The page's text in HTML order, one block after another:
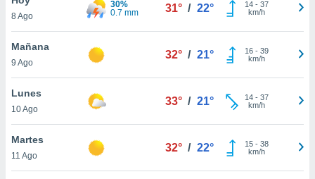
y
en
más
de
8 Ago
30%
0.7 mm
31° / 22° 14- 37
km/h
Mañana
9 Ago
32° / 21° 16- 39
km/h
Lunes
10 Ago
33° / 21° 14- 37
km/h
Martes
11 Ago
32° / 22° 15- 38
km/h